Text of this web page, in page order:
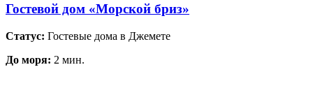
Гостевой дом «Морской бриз»
Статус: Гостевые дома в Джемете
До моря: 2 мин.